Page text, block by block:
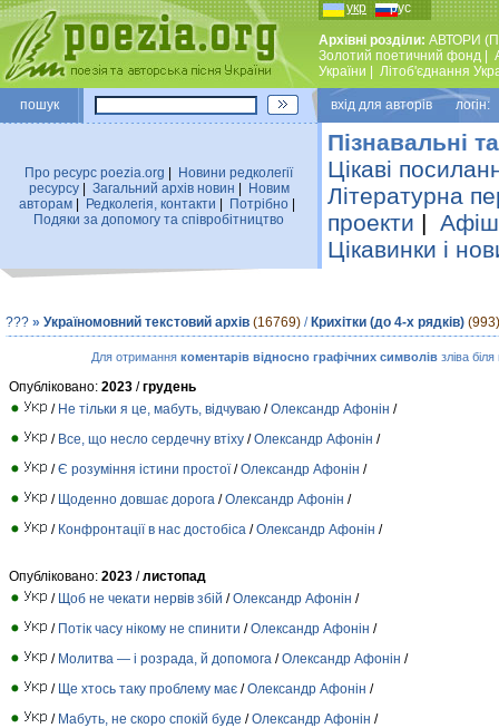
укр рус
Архівні розділи: АВТОРИ
Золотий поетичний фонд
України
Лiтоб'єднання
пошук вхiд для авторiв логін:
Про ресурс poezia.org
Новини редколегiї
ресурсу| Загальний архiв новин
Новим
авторам
Редколегiя, контакти Потрiбно
Подяки за допомогу та співробітництво
Пізнавальні
Цікаві
Літературна
проекти |
Цікавинки і
??? » Україномовний текстовий архів (16769) / Крихітки (до 4-х рядків) (993)
Для отримання коментарів відносно графічних символів зліва
Опубліковано: 2023 /грудень
/ Не тільки я це, мабуть, відчуваю /Олександр Афонін /
/ Все, що несло сердечну втіху /Олександр Афонін /
/Є розуміння істини простої/Олександр Афонін /
/ Щоденно довшає дорога /Олександр Афонін /
/ Конфронтації в нас достобіса /Олександр Афонін /
Опубліковано: 2023 /листопад
/ Щоб не чекати нервів збій /Олександр Афонін /
/ Потік часу нікому не спинити /Олександр Афонін /
/ Молитва — і розрада, й допомога /Олександр Афонін /
/ Ще хтось таку проблему має /Олександр Афонін /
/ Мабуть, не скоро спокій буде /Олександр Афонін /